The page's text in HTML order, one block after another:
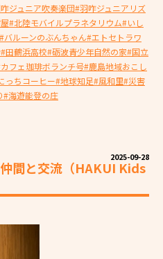
ジュニア吹奏楽団#羽咋ジュニアリズ
#北陸モバイルプラネタリウム#いし
#バルーンのぶんちゃん#エトセトラワ
#田鶴浜高校#砺波青少年自然の家#国立
フェ珈琲ボランチ号#鹿島地域おこし
っちコーヒー#地球知足#風和里#災害
#海遊能登の庄
2025-09-28
間と交流（HAKUI Kids